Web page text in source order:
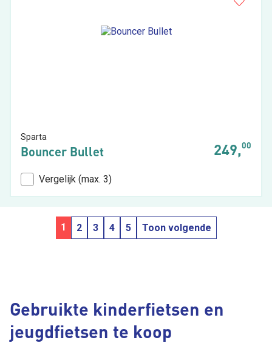
Sparta
Bouncer Bullet 249,00
Vergelijk (max. 3)
1 2 3 4 5 Toon volgende
Gebruikte kinderfietsen en
jeugdfietsen te koop